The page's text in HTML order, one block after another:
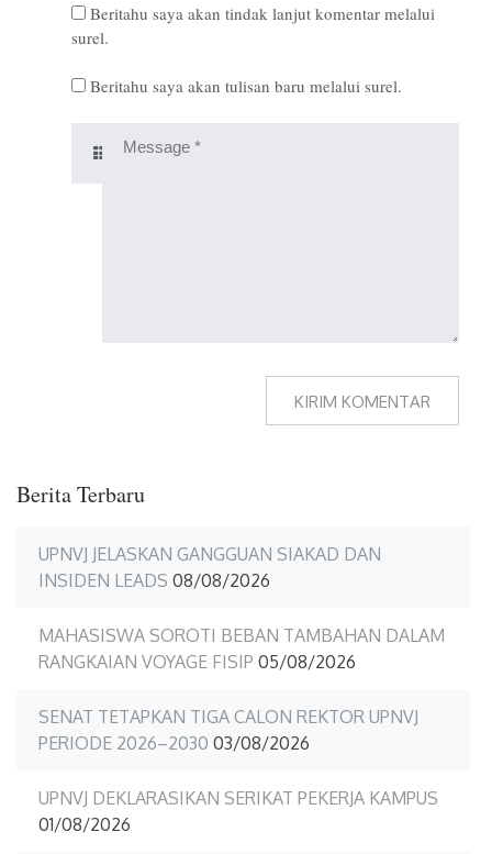
Beritahu saya akan tindak lanjut komentar melalui
surel.
Beritahu saya akan tulisan baru melalui surel.
Berita Terbaru
UPNVJ JELASKAN GANGGUAN SIAKAD DAN
INSIDEN LEADS 08/08/2026
MAHASISWA SOROTI BEBAN TAMBAHAN DALAM
RANGKAIAN VOYAGE FISIP 05/08/2026
SENAT TETAPKAN TIGA CALON REKTOR UPNVJ
PERIODE 2026–2030 03/08/2026
UPNVJ DEKLARASIKAN SERIKAT PEKERJA KAMPUS
01/08/2026